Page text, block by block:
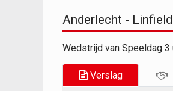
Anderlecht -
Wedstrijd van Speeldag
Verslag